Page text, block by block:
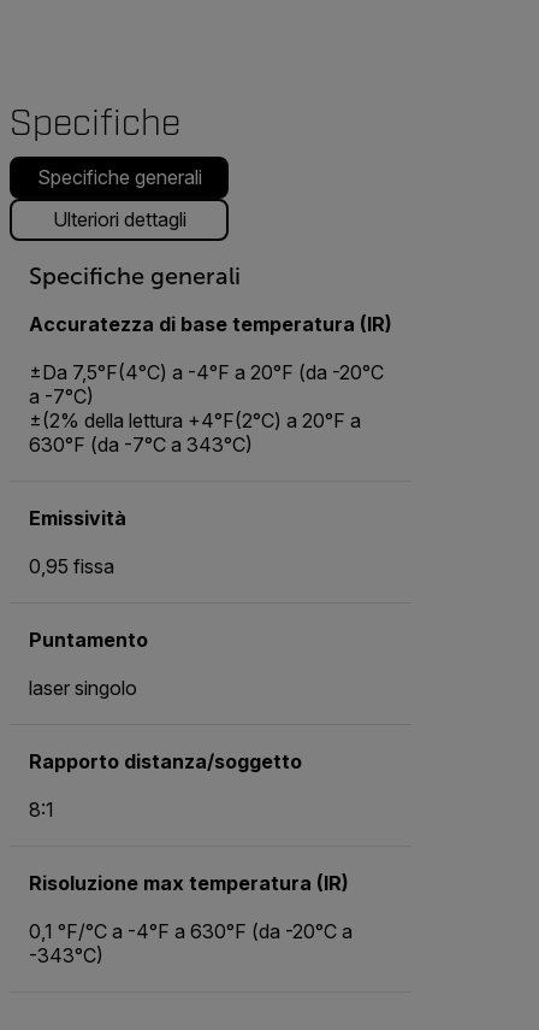
Specifiche
Specifiche generali
Ulteriori dettagli
Specifiche generali
Accuratezza di base temperatura (IR)
±Da 7,5°F(4°C) a -4°F a 20°F (da -20°C
a -7°C)
±(2% della lettura +4°F(2°C) a 20°F a
630°F (da -7°C a 343°C)
Emissività
0,95 fissa
Puntamento
laser singolo
Rapporto distanza/soggetto
8:1
Risoluzione max temperatura (IR)
0,1 °F/°C a -4°F a 630°F (da -20°C a
-343°C)